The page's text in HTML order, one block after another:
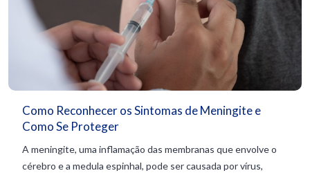
Como Reconhecer os Sintomas de Meningite e
Como Se Proteger
A meningite, uma inflamação das membranas que envolve o
cérebro e a medula espinhal, pode ser causada por vírus,